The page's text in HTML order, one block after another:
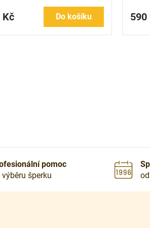
Kč Do košíku 590
pomoc
výběru šperku